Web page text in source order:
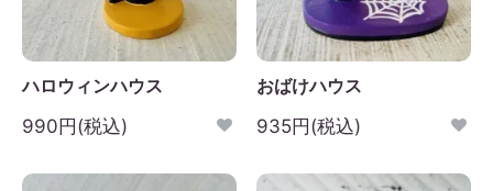
ハロウィンハウス
990円(税込)
おばけハウス
935円(税込)